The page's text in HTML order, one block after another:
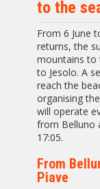
to the
From 6 June
returns, the
mountains to
to Jesolo. A
reach the
organising
will operate
from Belluno
17:05.
From
Piave